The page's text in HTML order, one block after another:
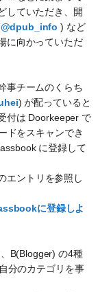
していただき、開
@dpub_info ) など
に向かっていただ
事チームのくらち
) が配っていると
付は Doorkeeper で
ドをスキャンでき
に登録して
エントリを参照し
に登録しよ
B(Blogger) の4種
分のカテゴリを事